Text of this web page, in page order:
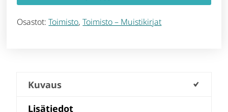
Osastot:Toimisto,Toimisto – Muistikirjat
Kuvaus
Lisätiedot